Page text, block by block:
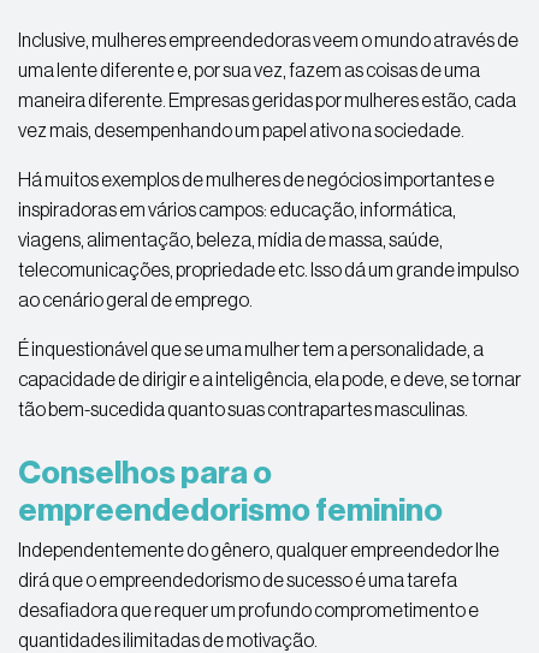
Inclusive, mulheres empreendedoras veem o mundo através de
uma lente diferente e, por sua vez, fazem as coisas de uma
maneira diferente. Empresas geridas por mulheres estão, cada
vez mais, desempenhando um papel ativo na sociedade.
Há muitos exemplos de mulheres de negócios importantes e
inspiradoras em vários campos: educação, informática,
viagens, alimentação, beleza, mídia de massa, saúde,
telecomunicações, propriedade etc. Isso dá um grande impulso
ao cenário geral de emprego.
É inquestionável que se uma mulher tem a personalidade, a
capacidade de dirigir e a inteligência, ela pode, e deve, se tornar
tão bem-sucedida quanto suas contrapartes masculinas.
Conselhos para o
empreendedorismo feminino
Independentemente do gênero, qualquer empreendedor lhe
dirá que o empreendedorismo de sucesso é uma tarefa
desafiadora que requer um profundo comprometimento e
quantidades ilimitadas de motivação.